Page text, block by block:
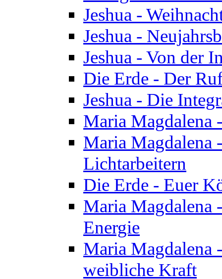
Jeshua -
Jeshua -
Jeshua - Von der
Die Erde - Der
Jeshua - Die
Maria Magdalena
Maria Magdalena
Lichtarbeitern
Die Erde - Euer
Maria Magdalena
Energie
Maria Magdalena
weibliche Kraft